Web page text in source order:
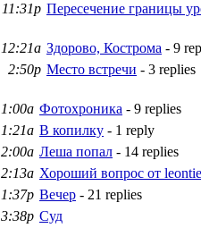
11:31p Пересечение границы
12:21a Здорово, Кострома - 9
2:50p Место встречи - 3 replies
1:00a Фотохроника - 9 replies
1:21a В копилку - 1 reply
2:00a Леша попал - 14 replies
2:13a Хороший вопрос от
1:37p Вечер - 21 replies
3:38p Суд